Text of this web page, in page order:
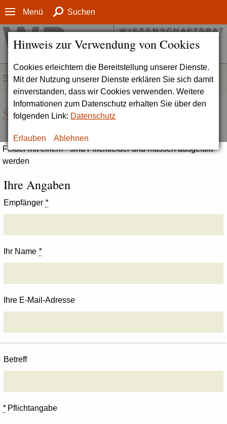
Hinweis zur Verwendung von Cookies
Cookies erleichtern die Bereitstellung unserer Dienste.
Mit der Nutzung unserer Dienste erklären Sie sich damit
einverstanden, dass wir Cookies verwenden. Weitere
Informationen zum Datenschutz erhalten Sie über den
folgenden Link: Datenschutz
Erlauben Ablehnen
Menü Suchen
SERVICE
Seite empfehlen
Felder mit einem * sind Pflichtfelder und müssen ausgefüllt
werden
Ihre Angaben
Empfänger *
Ihr Name *
Ihre E-Mail-Adresse
Betreff
*Pflichtangabe